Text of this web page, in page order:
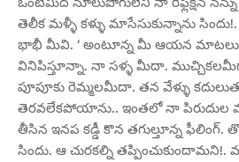
తెలీక మళ్ళీ కళ్ళు మాసేసుకున్నాను
భాభీ మీవి. ‘ అంటూన్న మీ ఆయన మాటలు
వినిపిస్తూన్నా. నా సళ్ళ మీదా.
పూపూకు రెమ్మలమీదా. తన వేళ్ళు
తెరవలేకపోయాను.. ఇంతలో నా పిరుదుల
తీసిన ఇనప కడ్డీ కొన తగుల్తూన్న ఫీలింగ్.
సిందు. ఆ చురకల్ని